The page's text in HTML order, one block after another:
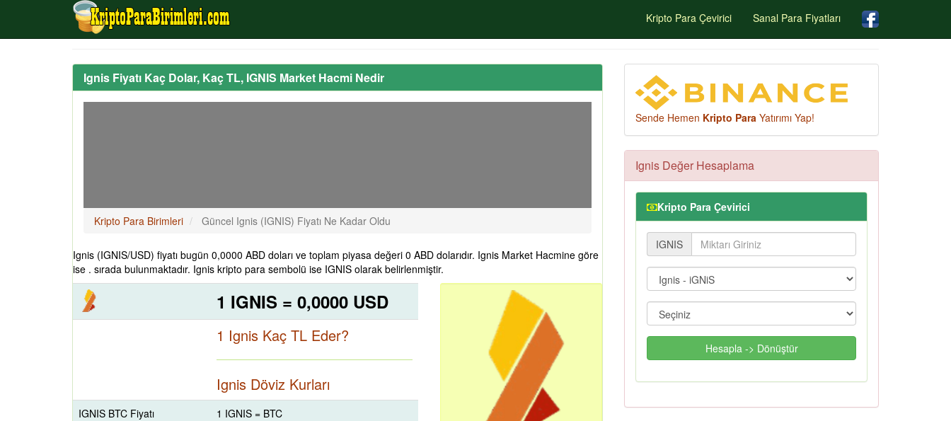
Kripto Para Çevirici Sanal Para Fiyatları
Ignis Fiyatı Kaç Dolar, Kaç TL, IGNIS Market Hacmi Nedir
Kripto Para Birimleri Güncel Ignis (IGNIS) Fiyatı Ne Kadar Oldu
Ignis (IGNIS/USD) fiyatı bugün 0,0000 ABD doları ve toplam piyasa değeri 0 ABD dolarıdır. Ignis Market Hacmine göre
ise . sırada bulunmaktadır. Ignis kripto para sembolü ise IGNIS olarak belirlenmiştir.
1 IGNIS = 0,0000 USD
1 Ignis Kaç TL Eder?
Ignis Döviz Kurları
IGNIS BTC Fiyatı
1 IGNIS = BTC
Sende Hemen Kripto Para Yatırımı Yap!
Ignis Değer Hesaplama
Kripto Para Çevirici
IGNIS
Hesapla -> Dönüştür